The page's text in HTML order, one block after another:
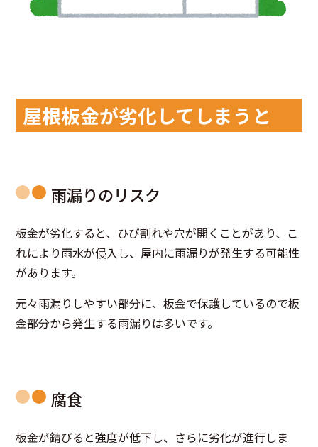
屋根板金が劣化してしまうと
雨漏りのリスク
板金が劣化すると、ひび割れや穴が開くことがあり、こ
れにより雨水が侵入し、屋内に雨漏りが発生する可能性
があります。
元々雨漏りしやすい部分に、板金で保護しているので板
金部分から発生する雨漏りは多いです。
腐食
板金が錆びると強度が低下し、さらに劣化が進行しま